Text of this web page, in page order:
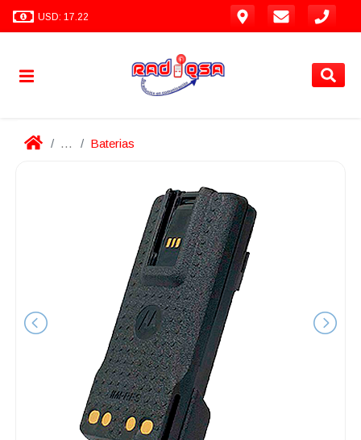
USD: 17.22
... Baterias